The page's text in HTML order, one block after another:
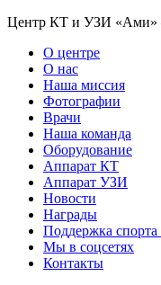
Центр КТ и УЗИ «Ами» —
О центре
О нас
Наша миссия
Фотографии
Врачи
Наша команда
Оборудование
Аппарат КТ
Аппарат УЗИ
Новости
Награды
Поддержка спорта
Мы в соцсетях
Контакты